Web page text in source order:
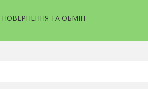
ПОВЕРНЕННЯ ТА ОБМІН